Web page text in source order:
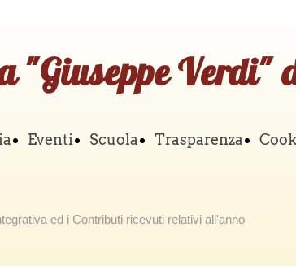
"Giuseppe Verdi"
Eventi Scuola Trasparenza
ed i Contributi ricevuti relativi all'anno